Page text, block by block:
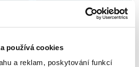
používá cookies
a reklam, poskytování funkcí